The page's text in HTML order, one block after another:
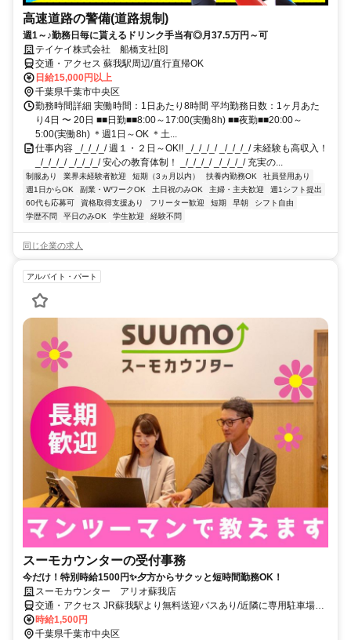
高速道路の警備(道路規制)
週1～♪勤務日毎に貰えるドリンク手当有◎月37.5万円～可
テイケイ株式会社 船橋支社[8]
交通・アクセス 蘇我駅周辺/直行直帰OK
日給15,000円以上
千葉県千葉市中央区
勤務時間詳細 実働時間：1日あたり8時間 平均勤務日数：1ヶ月あた
り4日 〜 20日 ■■日勤■■8:00～17:00(実働8h) ■■夜勤■■20:00～
5:00(実働8h) ＊週1日～OK ＊土...
仕事内容 _/_/_/_/ 週１・２日～OK!! _/_/_/_/ _/_/_/_/ 未経験も高収入！
_/_/_/_/ _/_/_/_/ 安心の教育体制！ _/_/_/_/ _/_/_/_/ 充実の...
制服あり 業界未経験者歓迎 短期（3ヵ月以内） 扶養内勤務OK
社員登用あり
週1日からOK
副業・WワークOK 土日祝のみOK 主婦・主夫歓迎
週1シフト提出
60代も応募可
資格取得支援あり フリーター歓迎 短期 早朝
シフト自由
学歴不問
平日のみOK 学生歓迎 経験不問
同じ企業の求人
アルバイト・パート
スーモカウンターの受付事務
今だけ！特別時給1500円✨夕方からサクッと短時間勤務OK！
スーモカウンター アリオ蘇我店
交通・アクセス JR蘇我駅より無料送迎バスあり/近隣に専用駐車場完
備
時給1,500円
千葉県千葉市中央区